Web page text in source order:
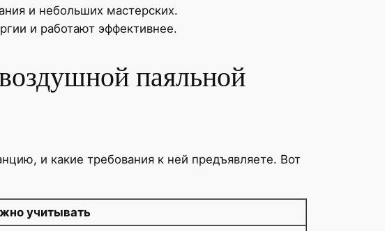
и небольших мастерских.
и работают эффективнее.
паяльной
и какие требования к ней предъявляете. Вот
учитывать